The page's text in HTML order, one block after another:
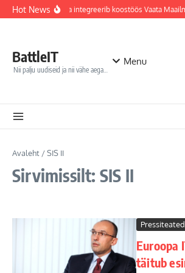
Sisu juurde
Hot NewsJõhvi haigla integreerib koostöös Vaata
BattleIT
Nii palju uudiseid ja nii vähe aega…
Menu
Avaleht /SIS II
Sirvimissilt: SIS II
Pressiteated
Euroopa
täitub